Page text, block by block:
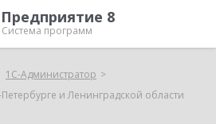
8
Система программ
1С-Администратор
и Ленинградской области